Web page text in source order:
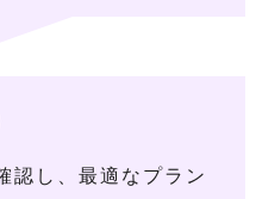
認し、最適なプラン